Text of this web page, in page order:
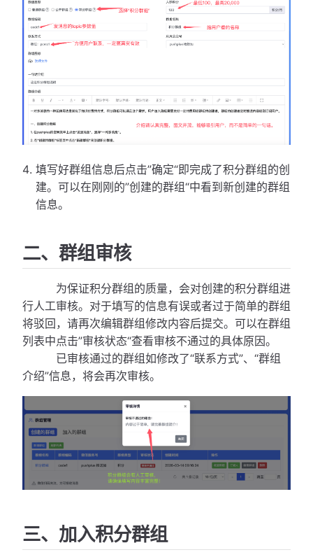
填写好群组信息后点击”确定“即完成了积分群组的创
建。可以在刚刚的”创建的群组“中看到新创建的群组
信息。
二、群组审核
为保证积分群组的质量，会对创建的积分群组进
行人工审核。对于填写的信息有误或者过于简单的群组
将驳回，请再次编辑群组修改内容后提交。可以在群组
列表中点击”审核状态“查看审核不通过的具体原因。
已审核通过的群组如修改了“联系方式”、“群组
介绍”信息，将会再次审核。
三、加入积分群组